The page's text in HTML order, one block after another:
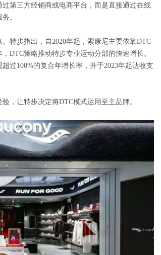
第三方经销商或电商平台，而是直接通过在线
。
特步指出，自2020年起，索康尼主要依靠DTC
DTC策略推动特步专业运动分部的快速增长。
过100%的复合年增长率，并于2023年起达收支
，让特步决定将DTC模式运用至主品牌。